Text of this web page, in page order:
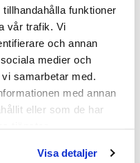
funktioner
vår trafik. Vi
och annan
medier och
samarbetar med.
med annan
eller som de har
Visa detaljer
Abstracta är en
störningar i öppna
bidrar till en lugn
funktionella
omgivningsljud.
kontorslandskap.